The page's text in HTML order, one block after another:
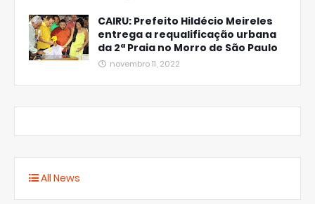
CAIRU: Prefeito Hildécio Meireles
entrega a requalificação urbana
da 2ª Praia no Morro de São Paulo
novembro 11, 2022
All News